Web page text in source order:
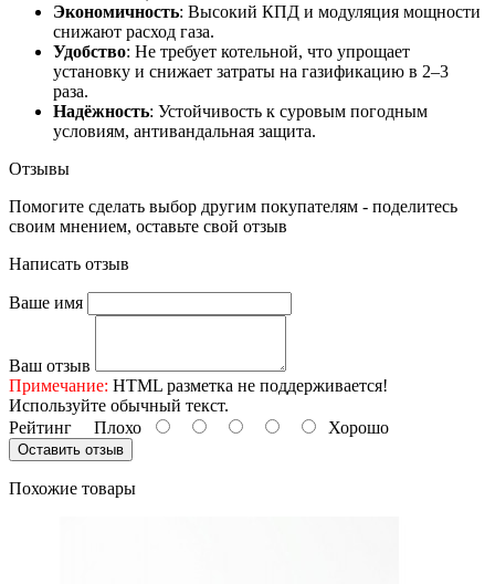
Экономичность: Высокий КПД и модуляция мощности
снижают расход газа.
Удобство: Не требует котельной, что упрощает
установку и снижает затраты на газификацию в 2–3
раза.
Надёжность: Устойчивость к суровым погодным
условиям, антивандальная защита.
Отзывы
Помогите сделать выбор другим покупателям - поделитесь
своим мнением, оставьте свой отзыв
Написать отзыв
Ваше имя
Ваш отзыв
Примечание: HTML разметка не поддерживается!
Используйте обычный текст.
Рейтинг Плохо Хорошо
Оставить отзыв
Похожие товары